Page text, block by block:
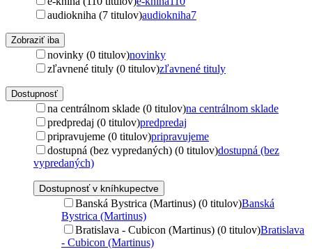
audiokniha (7 titulov)audiokniha7
Zobraziť iba
novinky (0 titulov)novinky
zľavnené tituly (0 titulov)zľavnené tituly
Dostupnosť
na centrálnom sklade (0 titulov)na centrálnom sklade
predpredaj (0 titulov)predpredaj
pripravujeme (0 titulov)pripravujeme
dostupná (bez vypredaných) (0 titulov)dostupná (bez
vypredaných)
Dostupnosť v kníhkupectve
Banská Bystrica (Martinus) (0 titulov)Banská
Bystrica (Martinus)
Bratislava - Cubicon (Martinus) (0 titulov)Bratislava
- Cubicon (Martinus)